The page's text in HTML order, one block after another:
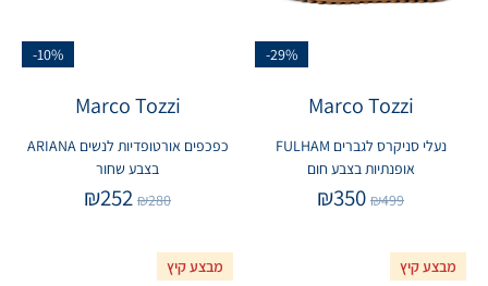
-29%
Marco Tozzi
נעלי סניקרס לגברים FULHAM
אופנתיות בצבע חום
₪499
₪350
-10%
Marco Tozzi
כפכפים אורטופדיות לנשים ARIANA
בצבע שחור
₪280
₪252
מבצע קיץ מבצע קיץ